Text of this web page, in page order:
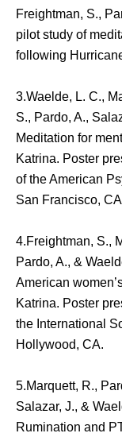
Freightman, S.,
pilot study of
following
3.Waelde, L. C.,
S., Pardo, A.,
Meditation for
Katrina. Poster
of the American
San Francisco,
4.Freightman, S.,
Pardo, A., &
American
Katrina. Poster
the International
Hollywood, CA.
5.Marquett, R.,
Salazar, J., &
Rumination and